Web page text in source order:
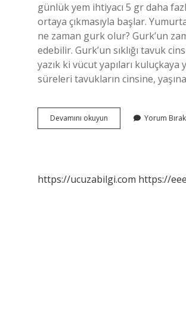
günlük yem ihtiyacı 5 gr daha
ortaya çıkmasıyla başlar.
ne zaman gurk olur? Gurk’un
edebilir. Gurk’un sıklığı tavuk
yazık ki vücut yapıları
süreleri tavukların cinsine,
Devamını okuyun
Tavuğu
Yorum Bırak
https://ucuzabilgi.com https://